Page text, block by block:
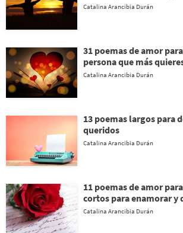
Catalina Arancibia Durán
31 poemas de amor
persona que más
Catalina Arancibia Durán
13 poemas largos para
queridos
Catalina Arancibia Durán
11 poemas de amor
cortos para enamorar y
Catalina Arancibia Durán